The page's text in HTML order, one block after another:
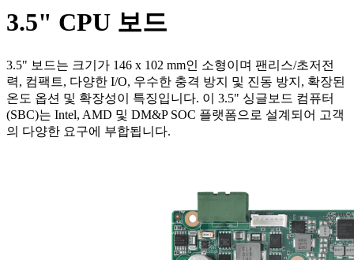
3.5" CPU 보드
3.5" 보드는 크기가 146 x 102 mm인 소형이며 팬리스/초저전
력, 컴팩트, 다양한 I/O, 우수한 충격 방지 및 진동 방지, 확장된
온도 옵션 및 확장성이 특징입니다. 이 3.5" 싱글보드 컴퓨터
(SBC)는 Intel, AMD 및 DM&P SOC 플랫폼으로 설계되어 고객
의 다양한 요구에 부합됩니다.